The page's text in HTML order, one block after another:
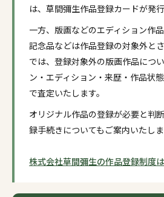
は、草間彌生作品登録カードが発行
一方、版画などのエディション作
記念品などは作品登録の対象外と
では、登録対象外の版画作品につ
ン・エディション・来歴・作品状
で査定いたします。
オリジナル作品の登録が必要と判
録手続きについてもご案内いたしま
株式会社草間彌生の作品登録制度